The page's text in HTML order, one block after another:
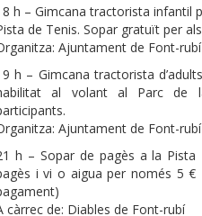
h – Gimcana tractorista infantil
de Tenis. Sopar gratuït per
Ajuntament de Font-rubí
h – Gimcana tractorista
al volant al Parc de
Ajuntament de Font-rubí
h – Sopar de pagès a la
i vi o aigua per només 5
càrrec de: Diables de Font-rubí